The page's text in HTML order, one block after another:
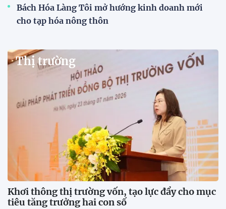
Bách Hóa Làng Tôi mở hướng kinh doanh mới
cho tạp hóa nông thôn
Thị trường
Khơi thông thị trường vốn, tạo lực đẩy cho mục
tiêu tăng trưởng hai con số